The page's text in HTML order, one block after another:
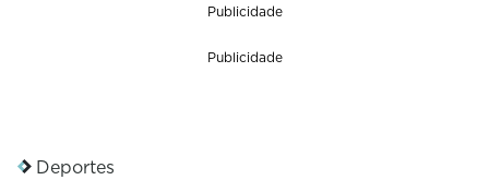
Publicidade
Publicidade
Deportes